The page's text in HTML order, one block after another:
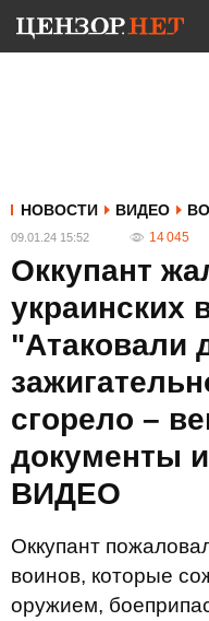
НОВОСТИ ВИДЕО
09.01.24 15:52 14 045
Оккупант
украинских
"Атаковали
сгорело –
документы
ВИДЕО
Оккупант
воинов, которые
оружием,